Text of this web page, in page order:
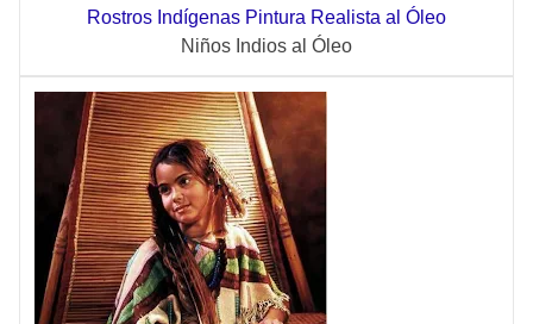
Rostros Indígenas Pintura Realista al Óleo
Niños Indios al Óleo